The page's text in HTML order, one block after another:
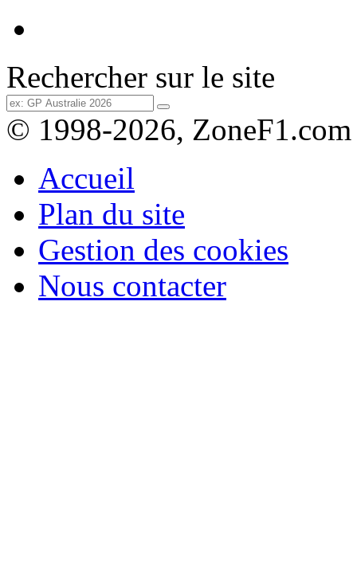
Rechercher sur le site
© 1998-2026, ZoneF1.com
Accueil
Plan du site
Gestion des cookies
Nous contacter